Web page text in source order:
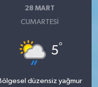
28 MART
CUMARTESI
5°
düzensiz yağmur